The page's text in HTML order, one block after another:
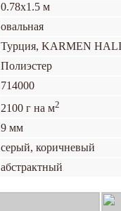
0.78х1.5 м
овальная
Турция, KARMEN HALI
Полиэстер
714000
2100 г на м2
9 мм
серый, коричневый
абстрактный